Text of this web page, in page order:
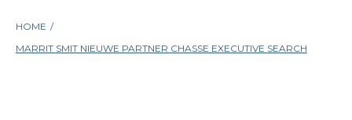
HOME /
MARRIT SMIT NIEUWE PARTNER CHASSE EXECUTIVE SEARCH